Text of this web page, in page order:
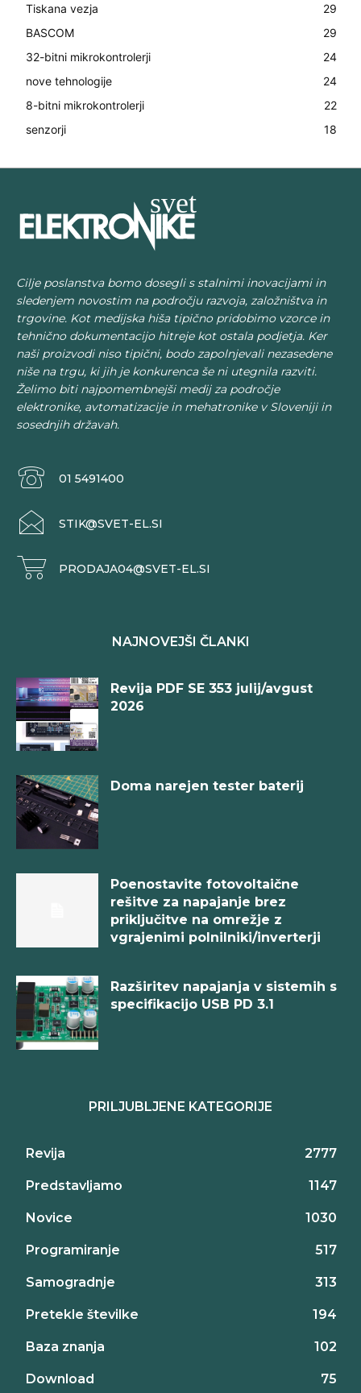
Tiskana vezja
29
BASCOM
29
32-bitni mikrokontrolerji
24
nove tehnologije
24
8-bitni mikrokontrolerji
22
senzorji
18
Cilje poslanstva bomo dosegli s stalnimi inovacijami in
sledenjem novostim na področju razvoja, založništva in
trgovine. Kot medijska hiša tipično pridobimo vzorce in
tehnično dokumentacijo hitreje kot ostala podjetja. Ker
naši proizvodi niso tipični, bodo zapolnjevali nezasedene
niše na trgu, ki jih je konkurenca še ni utegnila razviti.
Želimo biti najpomembnejši medij za področje
elektronike, avtomatizacije in mehatronike v Sloveniji in
sosednjih državah.
01 5491400
STIK@SVET-EL.SI
PRODAJA04@SVET-EL.SI
NAJNOVEJŠI ČLANKI
Revija PDF SE 353 julij/avgust
2026
Doma narejen tester baterij
Poenostavite fotovoltaične
rešitve za napajanje brez
priključitve na omrežje z
vgrajenimi polnilniki/inverterji
Razširitev napajanja v sistemih s
specifikacijo USB PD 3.1
PRILJUBLJENE KATEGORIJE
Revija 2777
Predstavljamo 1147
Novice 1030
Programiranje 517
Samogradnje 313
Pretekle številke 194
Baza znanja 102
Download 75